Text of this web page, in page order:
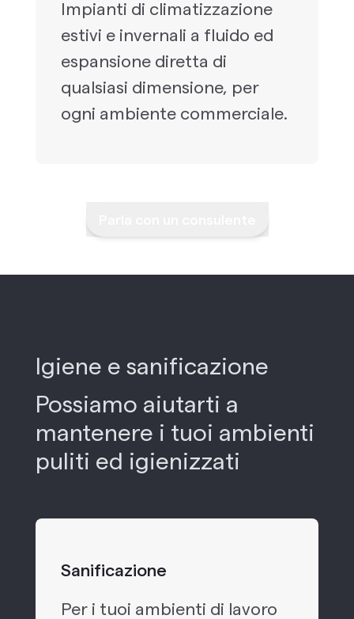
Impianti di climatizzazione
estivi e invernali a fluido ed
espansione diretta di
qualsiasi dimensione, per
ogni ambiente commerciale.
Igiene e sanificazione
Possiamo aiutarti a
mantenere i tuoi ambienti
puliti ed igienizzati
Sanificazione
Per i tuoi ambienti di lavoro